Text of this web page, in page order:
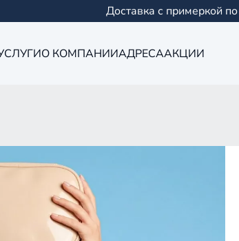
Доставка с примеркой
О КОМПАНИИАДРЕСААКЦИИ
Оптика в
100 салонов в Казани и